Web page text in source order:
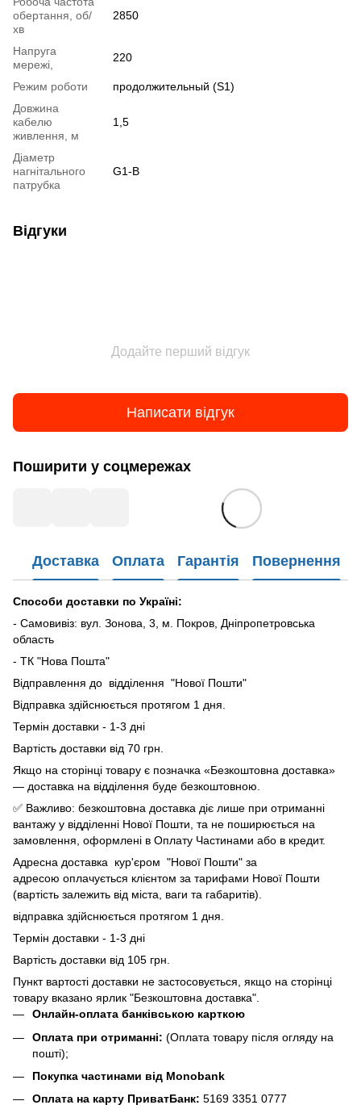
обертання, об/
хв
2850
Напруга
мережі,
220
Режим роботи
продолжительный (S1)
Довжина
кабелю
живлення, м
1,5
Діаметр
нагнітального
патрубка
G1-B
Відгуки
Додайте перший відгук
Написати відгук
Поширити у соцмережах
Доставка Оплата Гарантія Повернення
Способи доставки по Україні:
- Самовивіз: вул. Зонова, 3, м. Покров, Дніпропетровська
область
- ТК "Нова Пошта"
Відправлення до відділення "Нової Пошти"
Відправка здійснюється протягом 1 дня.
Термін доставки - 1-3 дні
Вартість доставки від 70 грн.
Якщо на сторінці товару є позначка «Безкоштовна доставка»
— доставка на відділення буде безкоштовною.
✅ Важливо: безкоштовна доставка діє лише при отриманні
вантажу у відділенні Нової Пошти, та не поширюється на
замовлення, оформлені в Оплату Частинами або в кредит.
Адресна доставка кур'єром "Нової Пошти" за
адресою оплачується клієнтом за тарифами Нової Пошти
(вартість залежить від міста, ваги та габаритів).
відправка здійснюється протягом 1 дня.
Термін доставки - 1-3 дні
Вартість доставки від 105 грн.
Пункт вартості доставки не застосовується, якщо на сторінці
товару вказано ярлик "Безкоштовна доставка".
Онлайн-оплата банківською карткою
Оплата при отриманні: (Оплата товару після огляду на
пошті);
Покупка частинами від Monobank
Оплата на карту ПриватБанк: 5169 3351 0777